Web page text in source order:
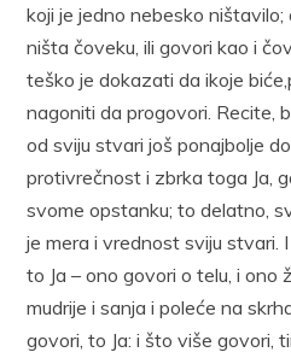
koji je jedno nebesko
ništa čoveku, ili govori kao i
teško je dokazati da ikoje
nagoniti da progovori. Recite,
od sviju stvari još ponajbolje
protivrečnost i zbrka toga Ja,
svome opstanku; to delatno,
je mera i vrednost sviju stvari.
to Ja – ono govori o telu, i ono
mudrije i sanja i poleće na
govori, to Ja: i što više govori,